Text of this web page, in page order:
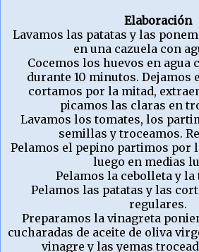
Elaboración
Lavamos las patatas y las
en una cazuela con
Cocemos los huevos en agua
durante 10 minutos. Dejamos
cortamos por la mitad,
picamos las claras en
Lavamos los tomates, los
semillas y troceamos.
Pelamos el pepino partimos por
luego en medias
Pelamos la cebolleta y la
Pelamos las patatas y las
regulares.
Preparamos la vinagreta
cucharadas de aceite de oliva
vinagre y las yemas